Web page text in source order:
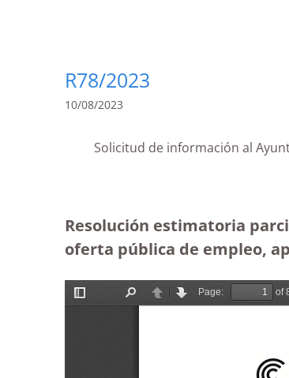
R78/2023
10/08/2023
Solicitud de información al
Resolución estimatoria
oferta pública de empleo,